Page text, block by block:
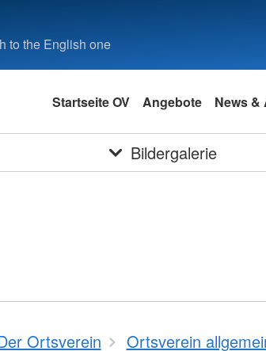
to the English one
Startseite OV Angebote News &
Bildergalerie
Ortsverein Ortsverein